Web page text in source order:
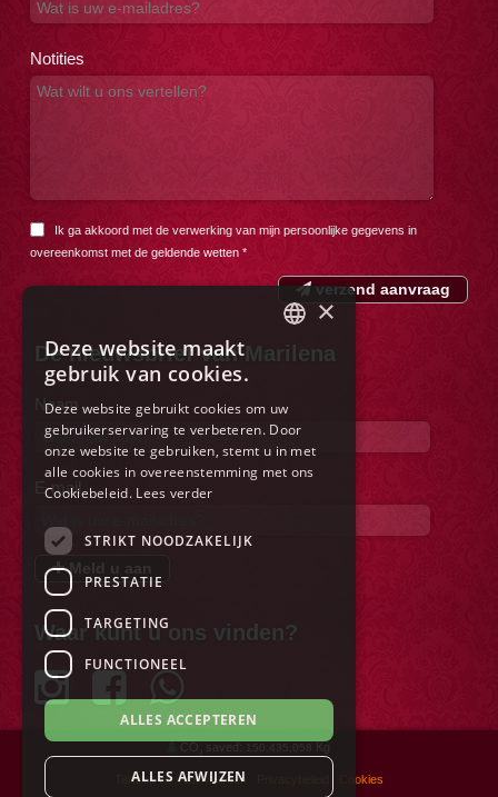
Notities
Ik ga akkoord met de verwerking van mijn persoonlijke gegevens in
overeenkomst met de geldende wetten*
verzend aanvraag
De nieuwsbrief van Marilena
Naam
E-mail
Meld u aan
Waar kunt u ons vinden?
CO saved: Kg
Termen en voorwaarden Cookies
ITALIAN
FRENCH
GERMAN
×
Deze website maakt
gebruik van cookies.
Deze website gebruikt cookies om uw
gebruikerservaring te verbeteren. Door
onze website te gebruiken, stemt u in met
alle cookies in overeenstemming met ons
Cookiebeleid. Lees verder
STRIKT NOODZAKELIJK
PRESTATIE
TARGETING
FUNCTIONEEL
ALLES ACCEPTEREN
ALLES AFWIJZEN